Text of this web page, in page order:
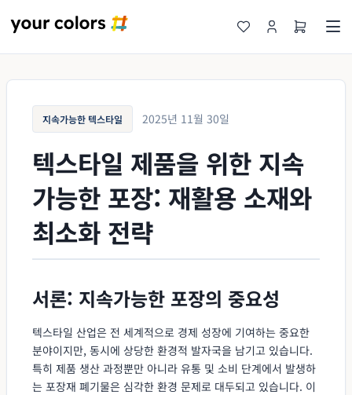
지속가능한 텍스타일 2025년 11월 30일
텍스타일 제품을 위한 지속
가능한 포장: 재활용 소재와
최소화 전략
서론: 지속가능한 포장의 중요성
텍스타일 산업은 전 세계적으로 경제 성장에 기여하는 중요한
분야이지만, 동시에 상당한 환경적 발자국을 남기고 있습니다.
특히 제품 생산 과정뿐만 아니라 유통 및 소비 단계에서 발생하
는 포장재 폐기물은 심각한 환경 문제로 대두되고 있습니다. 이